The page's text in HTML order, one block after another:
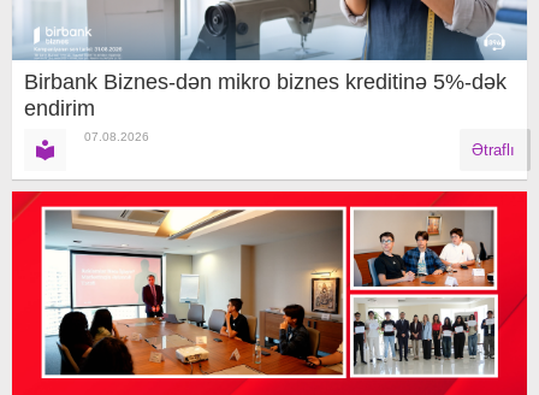
Birbank Biznes-dən mikro biznes kreditinə 5%-dək
endirim
07.08.2026
Ətraflı